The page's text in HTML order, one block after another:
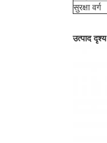
सुरक्षा वर्ग
उत्पाद दृश्य